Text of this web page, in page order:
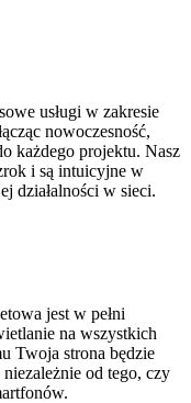
usługi w zakresie
nowoczesność,
każdego projektu. Nasz
i są intuicyjne w
działalności w sieci.
jest w pełni
na wszystkich
Twoja strona będzie
od tego, czy